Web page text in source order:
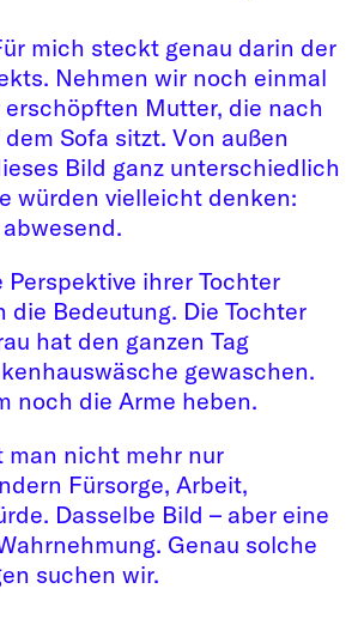
mich steckt genau darin der
Nehmen wir noch einmal
erschöpften Mutter, die nach
Sofa sitzt. Von außen
Bild ganz unterschiedlich
würden vielleicht denken:
Perspektive ihrer Tochter
die Bedeutung. Die Tochter
hat den ganzen Tag
gewaschen.
noch die Arme heben.
man nicht mehr nur
Fürsorge, Arbeit,
Dasselbe Bild – aber eine
Genau solche
suchen wir.